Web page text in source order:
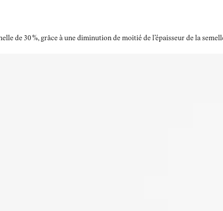
de 30 %, grâce à une diminution de moitié de l’épaisseur de la